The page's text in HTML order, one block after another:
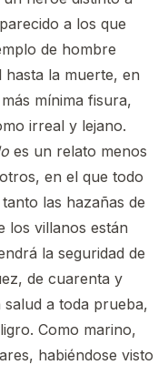
a los que
de hombre
la muerte, en
mínima fisura,
irreal y lejano.
es un relato menos
en el que todo
las hazañas de
los villanos están
la seguridad de
de cuarenta y
a toda prueba,
Como marino,
habiéndose visto